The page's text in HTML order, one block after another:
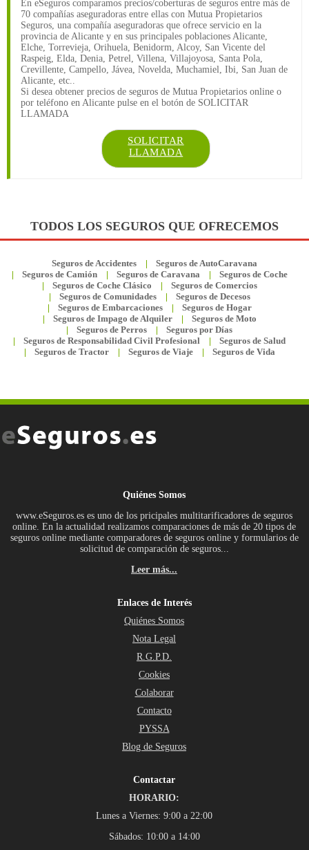
En eSeguros comparamos precios/coberturas de seguros entre más de
70 compañías aseguradoras entre ellas con Mutua Propietarios
Seguros, una compañía aseguradoras que ofrece servicio en la
provincia de Alicante y en sus principales poblaciones Alicante,
Elche, Torrevieja, Orihuela, Benidorm, Alcoy, San Vicente del
Raspeig, Elda, Denia, Petrel, Villena, Villajoyosa, Santa Pola,
Crevillente, Campello, Jávea, Novelda, Muchamiel, Ibi, San Juan de
Alicante, etc..
Si desea obtener precios de seguros de Mutua Propietarios online o
por teléfono en Alicante pulse en el botón de SOLICITAR
LLAMADA
SOLICITAR
LLAMADA
TODOS LOS SEGUROS QUE OFRECEMOS
Seguros de Accidentes
Seguros de AutoCaravana
Seguros de Camión
Seguros de Caravana
Seguros de Coche
Seguros de Coche Clásico
Seguros de Comercios
Seguros de Comunidades
Seguros de Decesos
Seguros de Embarcaciones
Seguros de Hogar
Seguros de Impago de Alquiler
Seguros de Moto
Seguros de Perros
Seguros por Días
Seguros de Responsabilidad Civil Profesional
Seguros de Salud
Seguros de Tractor
Seguros de Viaje Seguros de Vida
Quiénes Somos
www.eSeguros.es es uno de los pricipales multitarificadores de seguros
online. En la actualidad realizamos comparaciones de más de 20 tipos de
seguros online mediante comparadores de seguros online y formularios de
solicitud de comparación de seguros...
Leer más...
Enlaces de Interés
Quiénes Somos
Nota Legal
R.G.P.D.
Cookies
Colaborar
Contacto
PYSSA
Blog de Seguros
Contactar
HORARIO:
Lunes a Viernes: 9:00 a 22:00
Sábados: 10:00 a 14:00